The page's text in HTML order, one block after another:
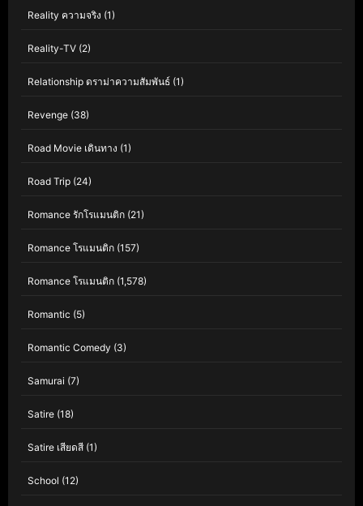
Reality ความจริง (1)
Reality-TV (2)
Relationship ดราม่าความสัมพันธ์ (1)
Revenge (38)
Road Movie เดินทาง (1)
Road Trip (24)
Romance รักโรแมนติก (21)
Romance โรแมนติก (157)
Romance โรแมนติก (1,578)
Romantic (5)
Romantic Comedy (3)
Samurai (7)
Satire (18)
Satire เสียดสี (1)
School (12)